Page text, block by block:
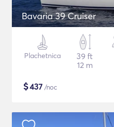
Bavaria 39 Cruiser
Plachetnica
39 ft
12 m
$437 /noc